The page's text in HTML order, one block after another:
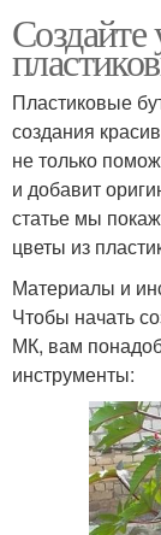
Пластиковые
создания
не только
и добавит
статье мы
цветы из
Материалы и
Чтобы начать
МК, вам
инструменты: